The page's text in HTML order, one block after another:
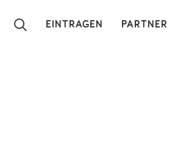
PARTNER
EINTRAGEN